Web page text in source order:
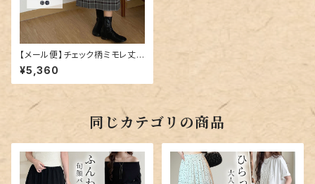
【メール便】チェック柄ミモレ丈ス
カート／pants506
¥5,360
同じカテゴリの商品